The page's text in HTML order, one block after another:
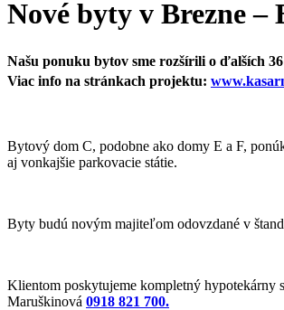
Nové byty v Brezne –
Našu ponuku bytov sme rozšírili o ďalších
Viac info na stránkach projektu:
Bytový dom C, podobne ako domy E a F,
aj vonkajšie parkovacie státie.
Byty budú novým majiteľom odovzdané v
Klientom poskytujeme kompletný hypotekárny
Maruškinová 0918 821 700.